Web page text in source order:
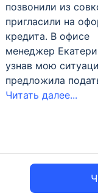
позвонили из
пригласили на
кредита. В офисе
менеджер
узнав мою
предложила
Читать далее...